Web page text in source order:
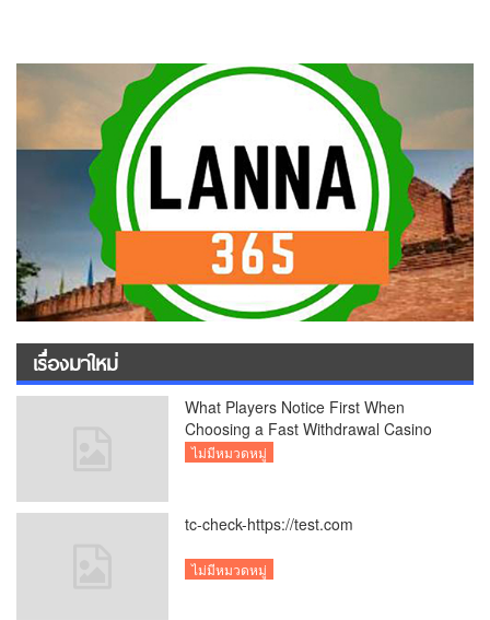
เรื่องมาใหม่
What Players Notice First When
Choosing a Fast Withdrawal Casino
UK
ไม่มีหมวดหมู่
tc-check-https://test.com
ไม่มีหมวดหมู่